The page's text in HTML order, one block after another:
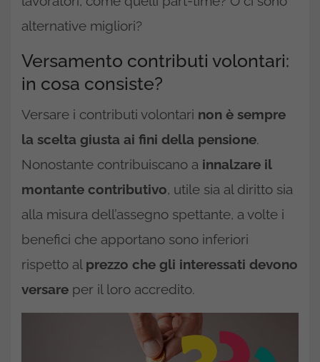
alternative migliori?
Versamento contributi volontari:
in cosa consiste?
Versare i contributi volontari non è sempre
la scelta giusta ai fini della pensione.
Nonostante contribuiscano a innalzare il
montante contributivo, utile sia al diritto sia
alla misura dell’assegno spettante, a volte i
benefici che apportano sono inferiori
rispetto al prezzo che gli interessati devono
versare per il loro accredito.